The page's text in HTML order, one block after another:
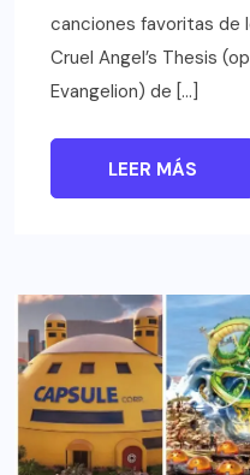
canciones favoritas de
Cruel Angel’s Thesis
Evangelion) de […]
LEER MÁS